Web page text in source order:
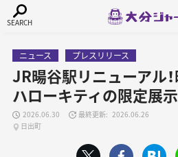
ニュース プレスリリース
JR暘谷駅リニューアル
ハローキティの限定展示
2026.06.30
2026.06.26
日出町